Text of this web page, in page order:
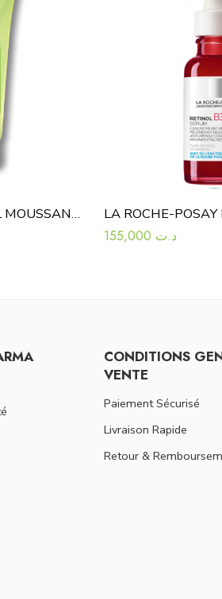
SVR SEBIACLEAR GEL MOUSSANT 200ML
د.ت
CONDITIONS
VENTE
Paiement Sécurisé
Livraison Rapide
Retour &